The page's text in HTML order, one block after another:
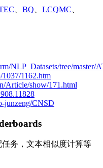
BQ LCQMC
NLP_Datasets/tree/master/
1162.htm
Article/show/171.html
junzeng/CNSD
任务，文本相似度计算等